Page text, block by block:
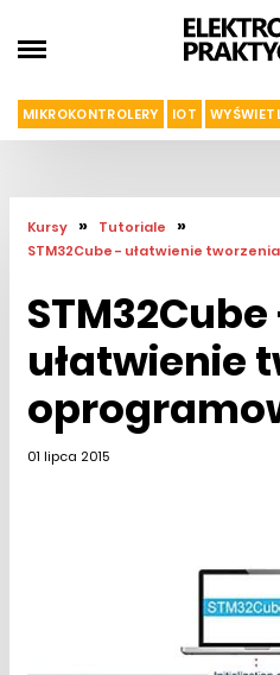
MIKROKONTROLERY IOT
Kursy » Tutoriale »
STM32Cube - ułatwienie
ułatwienie
01 lipca 2015